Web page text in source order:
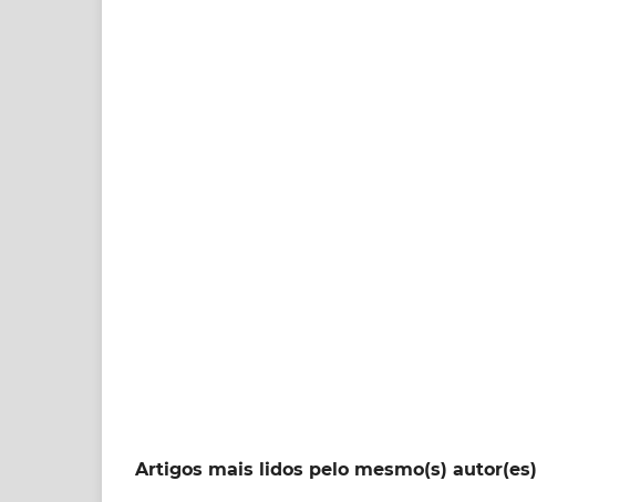
Artigos mais lidos pelo mesmo(s) autor(es)